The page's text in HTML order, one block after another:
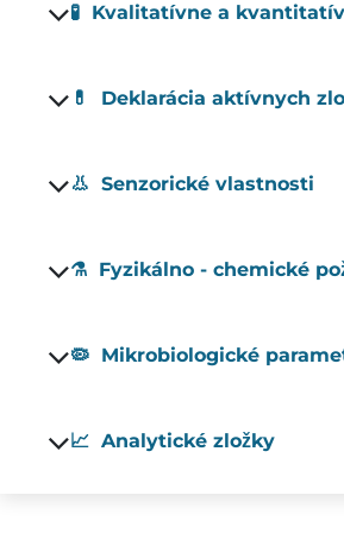
🧪 Kvalitatívne a
💊 Deklarácia aktívnych
👃 Senzorické vlastnosti
⚗️ Fyzikálno - chemické
🦠 Mikrobiologické
📈 Analytické zložky